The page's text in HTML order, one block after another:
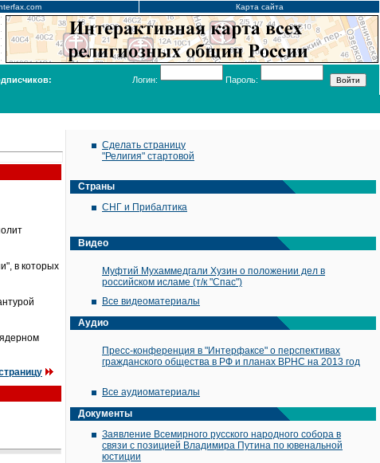
Карта сайта
Логин: Пароль:
в которых
Сделать страницу
"Религия" стартовой
Страны
СНГ и Прибалтика
Видео
Муфтий Мухаммедгали Хузин о положении дел в
российском исламе (т/к "Спас")
Все видеоматериалы
Аудио
Пресс-конференция в "Интерфаксе" о перспективах
гражданского общества в РФ и планах ВРНС на 2013 год
Все аудиоматериалы
Документы
Заявление Всемирного русского народного собора в
связи с позицией Владимира Путина по ювенальной
юстиции